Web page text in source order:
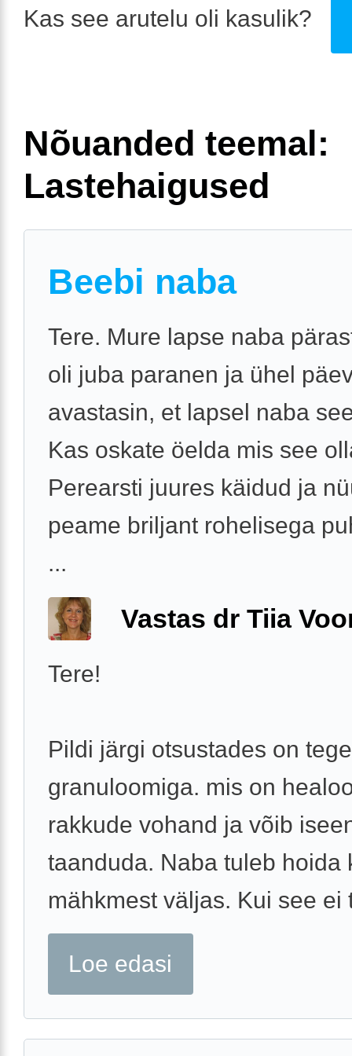
Kas see arutelu oli kasulik?
Nõuanded teemal:
Lastehaigused
Beebi naba
Tere. Mure lapse naba
oli juba paranen ja ühel
avastasin, et lapsel naba
Kas oskate öelda mis see
Perearsti juures käidud ja
peame briljant rohelisega
...
Vastas dr Tiia
Tere!
Pildi järgi otsustades on
granuloomiga. mis on
rakkude vohand ja võib
taanduda. Naba tuleb hoida
mähkmest väljas. Kui see ei
Loe edasi